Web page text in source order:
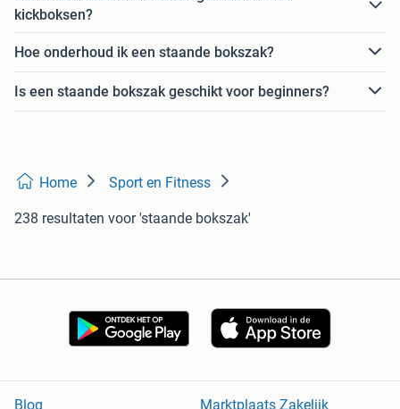
kickboksen?
Hoe onderhoud ik een staande bokszak?
Is een staande bokszak geschikt voor beginners?
Home Sport en Fitness
238 resultaten voor 'staande bokszak'
Blog
Marktplaats Zakelijk